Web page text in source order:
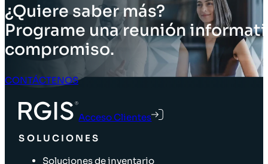
¿Quiere saber más?
Programe una reunión
compromiso.
CONTÁCTENOS
Acceso Clientes
SOLUCIONES
Soluciones de inventario